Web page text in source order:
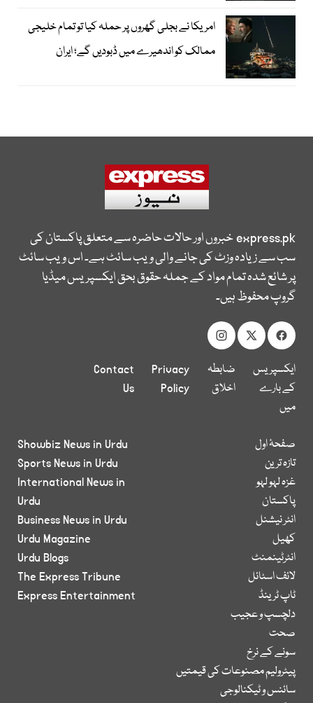
امریکا نے بجلی گھروں پر حملہ کیا تو تمام خلیجی
ممالک کو اندھیرے میں ڈبودیں گے؛ ایران
express.pkخبروں اور حالات حاضرہ سے متعلق پاکستان کی
سب سے زیادہ وزٹ کی جانے والی ویب سائٹ ہے۔ اس ویب سائٹ
پر شائع شدہ تمام مواد کے جملہ حقوق بحق ایکسپریس میڈیا
گروپ محفوظ ہیں۔
ایکسپریس
کے بارے
میں
ضابطہ
اخلاق
Privacy
Policy
Contact
Us
صفحۂ اول
تازہ ترین
غزہ لہو لہو
پاکستان
انٹر نیشنل
کھیل
انٹرٹینمنٹ
لائف اسٹائل
ٹاپ ٹرینڈ
دلچسپ و عجیب
صحت
سونے کے نرخ
پیٹرولیم مصنوعات کی قیمتیں
سائنس و ٹیکنالوجی
Showbiz News in Urdu
Sports News in Urdu
International News in
Urdu
Business News in Urdu
Urdu Magazine
Urdu Blogs
The Express Tribune
Express Entertainment